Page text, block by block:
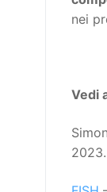
nei
Vedi
2023.